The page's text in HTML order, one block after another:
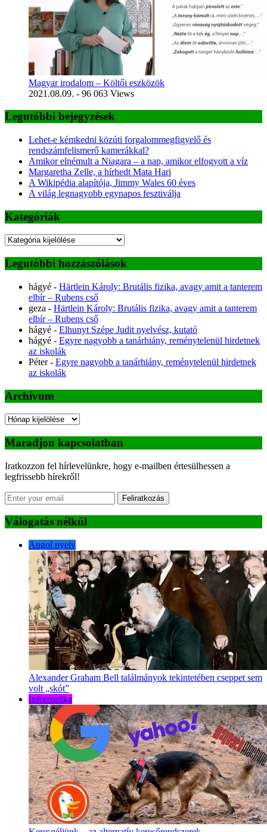
Magyar irodalom – Költői eszközök
2021.08.09. - 96 063 Views
Legutóbbi bejegyzések
Lehet-e kémkedni közúti forgalommegfigyelő és
rendszámfelismerő kamerákkal?
Amikor elnémult a Niagara – a nap, amikor elfogyott a víz
Margaretha Zelle, a hírhedt Mata Hari
A Wikipédia alapítója, Jimmy Wales 60 éves
A világ legnagyobb egynapos fesztiválja
Kategóriák
Kategóriák
Legutóbbi hozzászólások
hágyé - Härtlein Károly: Brutális fizika, avagy amit a tanterem
elbír – Rubens cső
geza - Härtlein Károly: Brutális fizika, avagy amit a tanterem
elbír – Rubens cső
hágyé - Elhunyt Szépe Judit nyelvész, kutató
hágyé - Egyre nagyobb a tanárhiány, reménytelenül hirdetnek
az iskolák
Péter- Egyre nagyobb a tanárhiány, reménytelenül hirdetnek
az iskolák
Archívum
Archívum
Maradjon kapcsolatban
Iratkozzon fel hírlevelünkre, hogy e-mailben értesülhessen a
legfrissebb hírekről!
Feliratkozás
Válogatás nélkül
Angol nyelv
Alexander Graham Bell találmányok tekintetében cseppet sem
volt „skót”
Informatika